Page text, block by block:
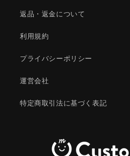
返品・返金について
利用規約
プライバシーポリシー
運営会社
特定商取引法に基づく表記